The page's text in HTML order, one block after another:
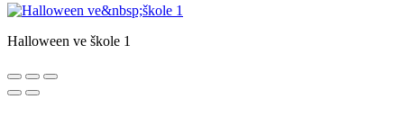
Halloween ve škole 1